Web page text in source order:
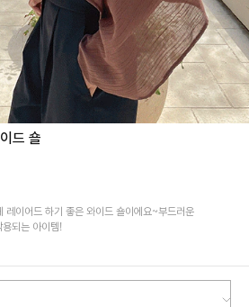
드 숄
레이어드 하기 좋은 와이드 숄이에요~부드러운
되는 아이템!